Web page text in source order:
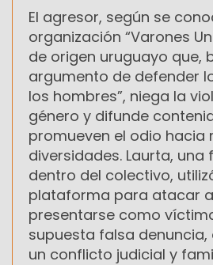
El agresor, según se
organización “Varones
de origen uruguayo que,
argumento de defender
los hombres”, niega la
género y difunde
promueven el odio hacia
diversidades. Laurta,
dentro del colectivo,
plataforma para atacar
presentarse como
supuesta falsa
un conflicto judicial y